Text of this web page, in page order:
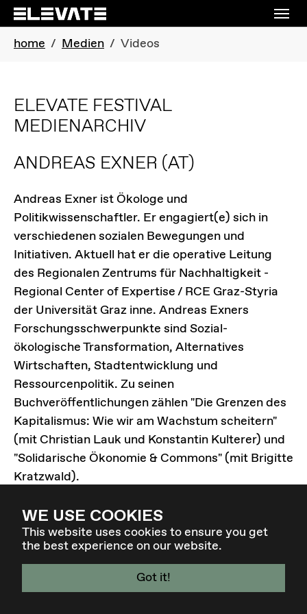
WE USE COOKIES
This website uses cookies to ensure you get
the best experience on our website.
Got it!
Skip to main navigation
Skip to main content
Skip to page footer
You are here:
home Medien Videos
ELEVATE FESTIVAL
MEDIENARCHIV
ANDREAS EXNER (AT)
Andreas Exner ist Ökologe und
Politikwissenschaftler. Er engagiert(e) sich in
verschiedenen sozialen Bewegungen und
Initiativen. Aktuell hat er die operative Leitung
des Regionalen Zentrums für Nachhaltigkeit -
Regional Center of Expertise / RCE Graz-Styria
der Universität Graz inne. Andreas Exners
Forschungsschwerpunkte sind Sozial-
ökologische Transformation, Alternatives
Wirtschaften, Stadtentwicklung und
Ressourcenpolitik. Zu seinen
Buchveröffentlichungen zählen "Die Grenzen des
Kapitalismus: Wie wir am Wachstum scheitern"
(mit Christian Lauk und Konstantin Kulterer) und
"Solidarische Ökonomie & Commons" (mit Brigitte
Kratzwald).
4. - 7. MÄR 27 - GRAZ / AT